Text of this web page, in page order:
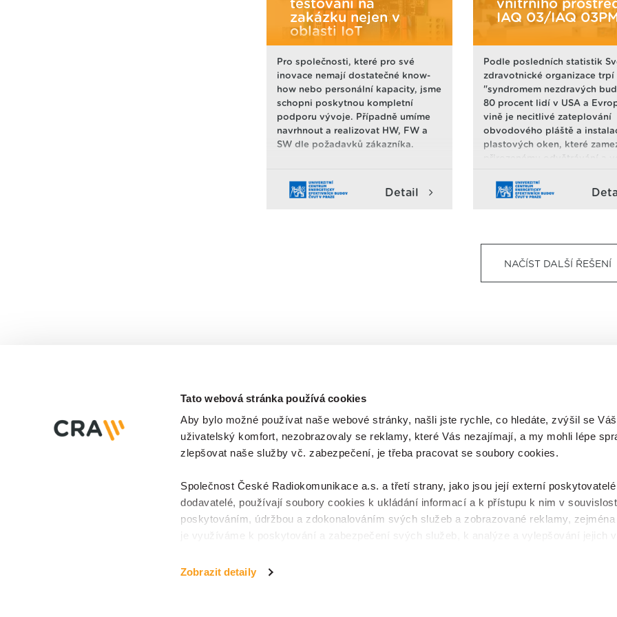
Tato webová stránka používá cookies
Aby bylo možné používat naše webové stránky, našli jste rychle, co hledáte, zvýšil se Váš
uživatelský komfort, nezobrazovaly se reklamy, které Vás nezajímají, a my mohli lépe
zlepšovat naše služby vč. zabezpečení, je třeba pracovat se soubory cookies.
Společnost České Radiokomunikace a.s. a třetí strany, jako jsou její externí
dodavatelé, používají soubory cookies k ukládání informací a k přístupu k nim v
poskytováním, údržbou a zdokonalováním svých služeb a zobrazované reklamy, zejména
je využíváme k poskytování a zabezpečení svých služeb, k analýze a vylepšování jejich
učinit prostřednictvím
Zobrazit detaily
testování na
zakázku nejen v
oblasti IoT
Pro společnosti, které pro své
inovace nemají dostatečné know-
how nebo personální kapacity, jsme
schopni poskytnou kompletní
podporu vývoje. Případně umíme
navrhnout a realizovat HW, FW a
SW dle požadavků zákazníka.
Detail
vnitřního
IAQ 03/IAQ
Podle posledních statistik
zdravotnické organizace trpí
"syndromem nezdravých
80 procent lidí v USA a
vině je necitlivé zateplování
obvodového pláště a
plastových oken, které
přirozenému odvětrávání a
vzduchu. Se snahou
úspornosti nejen ve starých
netěstnosti v obálce budovy.
dobré pro zamezení
aktuální stav člověka.
NAČÍST DALŠÍ ŘEŠENÍ
Slovníček pojmů